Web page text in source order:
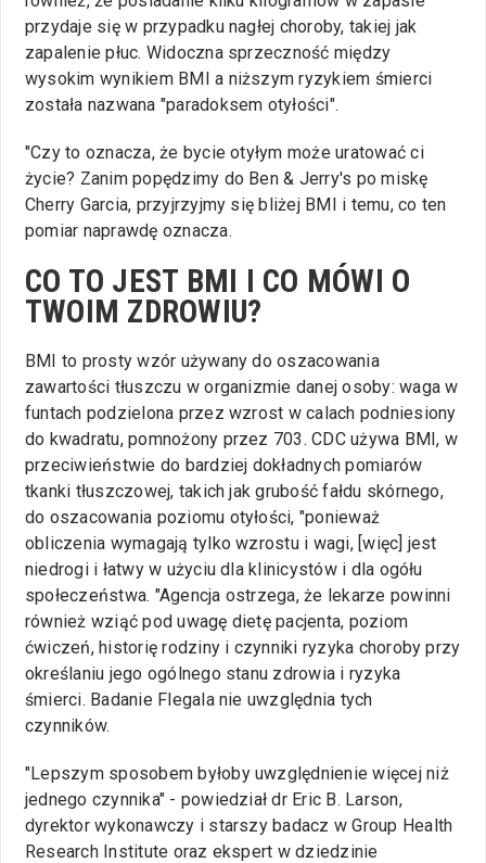
przydaje się w przypadku nagłej choroby, takiej jak
zapalenie płuc. Widoczna sprzeczność między
wysokim wynikiem BMI a niższym ryzykiem śmierci
została nazwana "paradoksem otyłości".
"Czy to oznacza, że bycie otyłym może uratować ci
życie? Zanim popędzimy do Ben & Jerry's po miskę
Cherry Garcia, przyjrzyjmy się bliżej BMI i temu, co ten
pomiar naprawdę oznacza.
CO TO JEST BMI I CO MÓWI O
TWOIM ZDROWIU?
BMI to prosty wzór używany do oszacowania
zawartości tłuszczu w organizmie danej osoby: waga w
funtach podzielona przez wzrost w calach podniesiony
do kwadratu, pomnożony przez 703. CDC używa BMI, w
przeciwieństwie do bardziej dokładnych pomiarów
tkanki tłuszczowej, takich jak grubość fałdu skórnego,
do oszacowania poziomu otyłości, "ponieważ
obliczenia wymagają tylko wzrostu i wagi, [więc] jest
niedrogi i łatwy w użyciu dla klinicystów i dla ogółu
społeczeństwa. "Agencja ostrzega, że lekarze powinni
również wziąć pod uwagę dietę pacjenta, poziom
ćwiczeń, historię rodziny i czynniki ryzyka choroby przy
określaniu jego ogólnego stanu zdrowia i ryzyka
śmierci. Badanie Flegala nie uwzględnia tych
czynników.
"Lepszym sposobem byłoby uwzględnienie więcej niż
jednego czynnika" - powiedział dr Eric B. Larson,
dyrektor wykonawczy i starszy badacz w Group Health
Research Institute oraz ekspert w dziedzinie